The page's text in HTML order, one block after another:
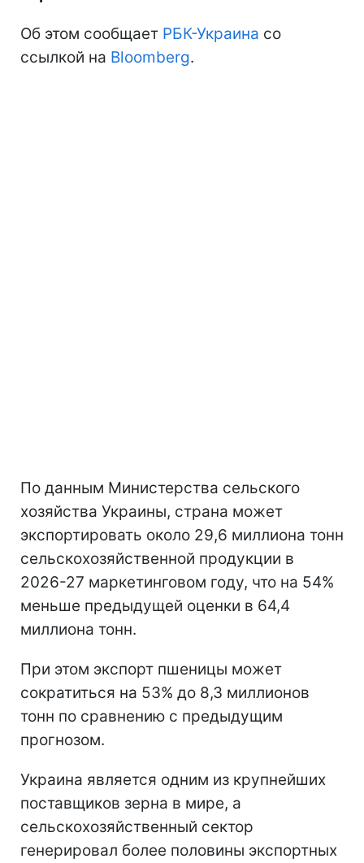
Об этом сообщает РБК-Украина со
ссылкой на Bloomberg.
По данным Министерства сельского
хозяйства Украины, страна может
экспортировать около 29,6 миллиона тонн
сельскохозяйственной продукции в
2026-27 маркетинговом году, что на 54%
меньше предыдущей оценки в 64,4
миллиона тонн.
При этом экспорт пшеницы может
сократиться на 53% до 8,3 миллионов
тонн по сравнению с предыдущим
прогнозом.
Украина является одним из крупнейших
поставщиков зерна в мире, а
сельскохозяйственный сектор
генерировал более половины экспортных